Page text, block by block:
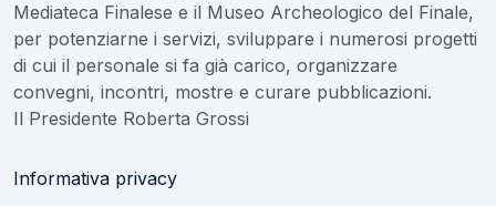
Mediateca Finalese e il Museo Archeologico del Finale,
per potenziarne i servizi, sviluppare i numerosi progetti
di cui il personale si fa già carico, organizzare
convegni, incontri, mostre e curare pubblicazioni.
Il Presidente Roberta Grossi
Informativa privacy